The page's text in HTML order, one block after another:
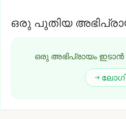
ഒരു പുതിയ
ഒരു അഭിപ്രായം